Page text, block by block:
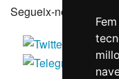
Segueix-nos a les